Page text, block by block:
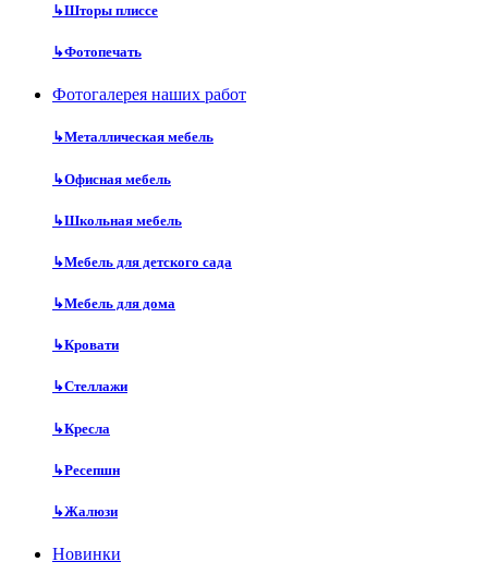
↳Шторы плиссе
↳Фотопечать
Фотогалерея наших работ
↳Металлическая мебель
↳Офисная мебель
↳Школьная мебель
↳Мебель для детского сада
↳Мебель для дома
↳Кровати
↳Стеллажи
↳Кресла
↳Ресепшн
↳Жалюзи
Новинки